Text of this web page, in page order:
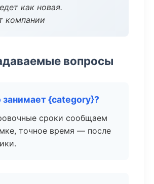
как новая.
компании
вопросы
занимает {category}?
сроки сообщаем
точное время — после